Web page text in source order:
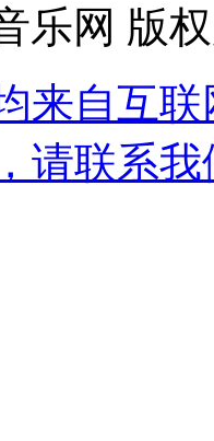
乐网 版
来自互
请联系